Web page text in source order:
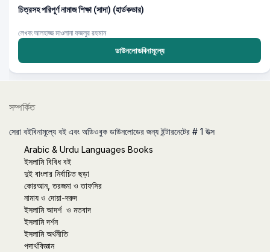
চিত্রসহ পরিপূর্ণ নামাজ শিক্ষা (সাদা) (হার্ডকভার)
লেখক:আলহাজ্জ মাওলানা ফজলুর রহমান
ডাউনলোডবিনামূল্যে
সম্পর্কিত
সেরা বইবিনামূল্যে বই এবং অডিওবুক ডাউনলোডের জন্য ইন্টারনেটের # 1 উত্স
Arabic & Urdu Languages Books
ইসলামি বিবিধ বই
দুই বাংলার নির্বাচিত ছড়া
কোরআন, তরজমা ও তাফসির
নামায ও দোয়া-দরুদ
ইসলামি আদর্শ ও মতবাদ
ইসলামি দর্শন
ইসলামি অর্থনীতি
পদার্থবিজ্ঞান